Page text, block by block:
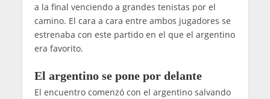
a la final venciendo a grandes tenistas por el
camino. El cara a cara entre ambos jugadores se
estrenaba con este partido en el que el argentino
era favorito.
El argentino se pone por delante
El encuentro comenzó con el argentino salvando